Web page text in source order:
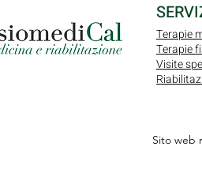
Terapie
Terapie
Visite
Sito web